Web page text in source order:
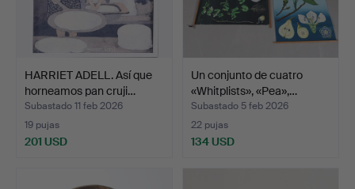
HARRIET ADELL. Así que
horneamos pan cruji…
Subastado 11 feb 2026
19 pujas
201 USD
Un conjunto de cuatro
«Whitplists», «Pea»,…
Subastado 5 feb 2026
22 pujas
134 USD